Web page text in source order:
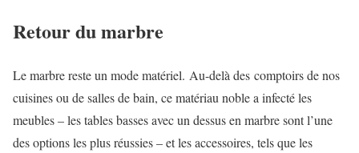
Retour du marbre
Le marbre reste un mode matériel. Au-delà des comptoirs de nos
cuisines ou de salles de bain, ce matériau noble a infecté les
meubles – les tables basses avec un dessus en marbre sont l’une
des options les plus réussies – et les accessoires, tels que les